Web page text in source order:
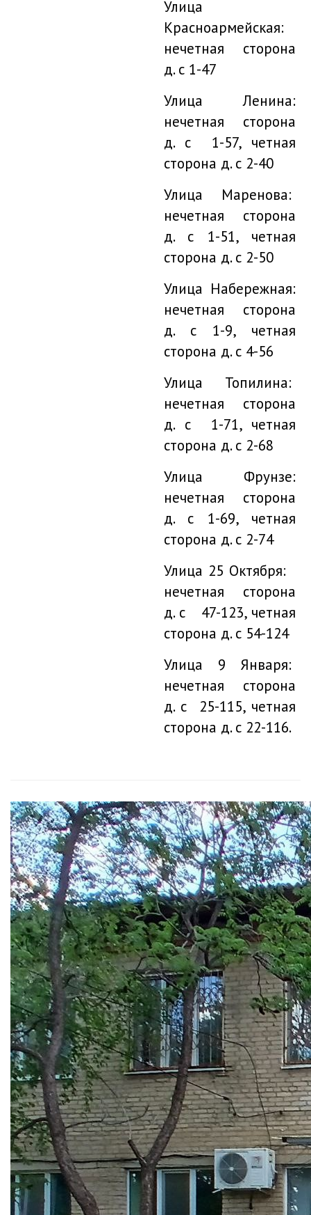
Улица
Красноармейская:
нечетная сторона
д. с 1-47
Улица Ленина:
нечетная сторона
д. с 1-57, четная
сторона д. с 2-40
Улица Маренова:
нечетная сторона
д. с 1-51, четная
сторона д. с 2-50
Улица Набережная:
нечетная сторона
д. с 1-9, четная
сторона д. с 4-56
Улица Топилина:
нечетная сторона
д. с 1-71, четная
сторона д. с 2-68
Улица Фрунзе:
нечетная сторона
д. с 1-69, четная
сторона д. с 2-74
Улица 25 Октября:
нечетная сторона
д. с 47-123, четная
сторона д. с 54-124
Улица 9 Января:
нечетная сторона
д. с 25-115, четная
сторона д. с 22-116.